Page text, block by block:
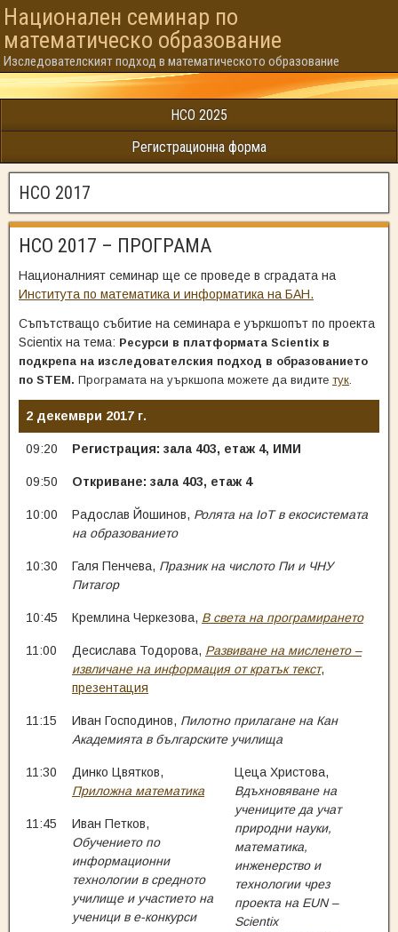
Национален семинар по
математическо образованиe
Изследователският подход в математическото образование
НСО 2025
Регистрационна форма
НСО 2017
НСО 2017 – ПРОГРАМА
Националният семинар ще се проведе в сградата на
Института по математика и информатика на БАН.
Съпътстващо събитие на семинара е уъркшопът по проекта
Scientix на тема: Ресурси в платформата Scientix в
подкрепа на изследователския подход в образованието
по STEM. Програмата на уъркшопа можете да видите тук.
2 декември 2017 г.
09:20 Регистрация: зала 403, етаж 4, ИМИ
09:50 Откриване: зала 403, етаж 4
10:00 Радослав Йошинов, Ролята на IoT в екосистемата
на образованието
10:30 Галя Пенчева, Празник на числото Пи и ЧНУ
Питагор
10:45 Кремлина Черкезова, В света на програмирането
11:00 Десислава Тодорова, Развиване на мисленето –
извличане на информация от кратък текст,
презентация
11:15 Иван Господинов, Пилотно прилагане на Кан
Академията в българските училища
11:30
Динко Цвятков,
Приложна математика
Цеца Христова,
Вдъхновяване на
учениците да учат
природни науки,
математика,
инженерство и
технологии чрез
проекта на EUN –
Scientix
11:45
Иван Петков,
Обучението по
информационни
технологии в средното
училище и участието на
ученици в е-конкурси